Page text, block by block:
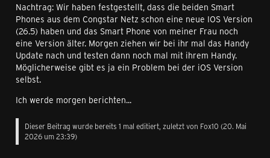
Nachtrag: Wir haben festgestellt, dass die beiden Smart
Phones aus dem Congstar Netz schon eine neue IOS Version
(26.5) haben und das Smart Phone von meiner Frau noch
eine Version älter. Morgen ziehen wir bei ihr mal das Handy
Update nach und testen dann noch mal mit ihrem Handy.
Möglicherweise gibt es ja ein Problem bei der iOS Version
selbst.
Ich werde morgen berichten...
Dieser Beitrag wurde bereits 1 mal editiert, zuletzt von Fox10 (20. Mai
2026 um 23:39)